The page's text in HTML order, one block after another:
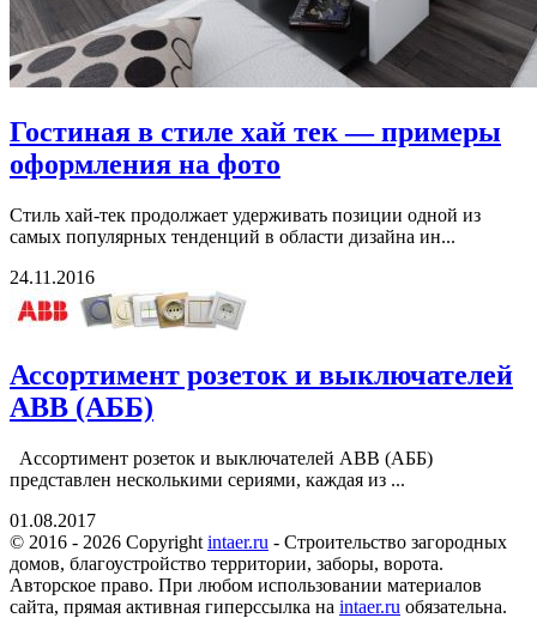
Гостиная в стиле хай тек — примеры
оформления на фото
Стиль хай-тек продолжает удерживать позиции одной из
самых популярных тенденций в области дизайна ин...
24.11.2016
Ассортимент розеток и выключателей
АВВ (АББ)
Ассортимент розеток и выключателей АВВ (АББ)
представлен несколькими сериями, каждая из ...
01.08.2017
© 2016 - 2026 Copyright intaer.ru - Cтроительство загородных
домов, благоустройство территории, заборы, ворота.
Авторское право. При любом использовании материалов
сайта, прямая активная гиперссылка на intaer.ru обязательна.